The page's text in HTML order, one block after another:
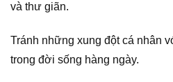
và thư giãn.
Tránh những xung đột cá nhân
trong đời sống hàng ngày.